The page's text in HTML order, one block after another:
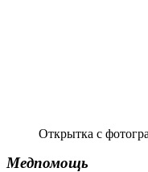
Открытка с
Медпомощь